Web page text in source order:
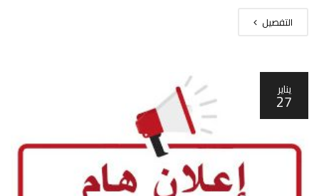
التفصيل
يناير
27